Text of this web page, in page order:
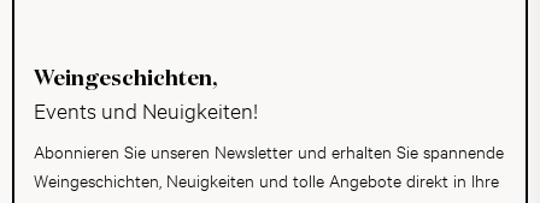
Weingeschichten,
Events und Neuigkeiten!
Abonnieren Sie unseren Newsletter und erhalten Sie spannende
Weingeschichten, Neuigkeiten und tolle Angebote direkt in Ihre